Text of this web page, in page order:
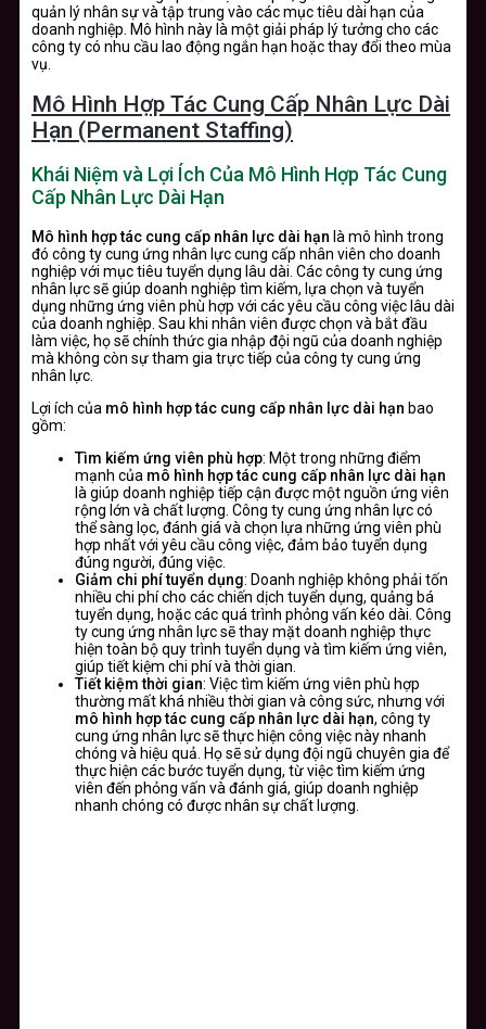
quản lý nhân sự và tập trung vào các mục tiêu dài hạn của
doanh nghiệp. Mô hình này là một giải pháp lý tưởng cho các
công ty có nhu cầu lao động ngắn hạn hoặc thay đổi theo mùa
vụ.
Mô Hình Hợp Tác Cung Cấp Nhân Lực Dài
Hạn (Permanent Staffing)
Khái Niệm và Lợi Ích Của Mô Hình Hợp Tác Cung
Cấp Nhân Lực Dài Hạn
Mô hình hợp tác cung cấp nhân lực dài hạn là mô hình trong
đó công ty cung ứng nhân lực cung cấp nhân viên cho doanh
nghiệp với mục tiêu tuyển dụng lâu dài. Các công ty cung ứng
nhân lực sẽ giúp doanh nghiệp tìm kiếm, lựa chọn và tuyển
dụng những ứng viên phù hợp với các yêu cầu công việc lâu dài
của doanh nghiệp. Sau khi nhân viên được chọn và bắt đầu
làm việc, họ sẽ chính thức gia nhập đội ngũ của doanh nghiệp
mà không còn sự tham gia trực tiếp của công ty cung ứng
nhân lực.
Lợi ích của mô hình hợp tác cung cấp nhân lực dài hạn bao
gồm:
Tìm kiếm ứng viên phù hợp: Một trong những điểm
mạnh của mô hình hợp tác cung cấp nhân lực dài hạn
là giúp doanh nghiệp tiếp cận được một nguồn ứng viên
rộng lớn và chất lượng. Công ty cung ứng nhân lực có
thể sàng lọc, đánh giá và chọn lựa những ứng viên phù
hợp nhất với yêu cầu công việc, đảm bảo tuyển dụng
đúng người, đúng việc.
Giảm chi phí tuyển dụng: Doanh nghiệp không phải tốn
nhiều chi phí cho các chiến dịch tuyển dụng, quảng bá
tuyển dụng, hoặc các quá trình phỏng vấn kéo dài. Công
ty cung ứng nhân lực sẽ thay mặt doanh nghiệp thực
hiện toàn bộ quy trình tuyển dụng và tìm kiếm ứng viên,
giúp tiết kiệm chi phí và thời gian.
Tiết kiệm thời gian: Việc tìm kiếm ứng viên phù hợp
thường mất khá nhiều thời gian và công sức, nhưng với
mô hình hợp tác cung cấp nhân lực dài hạn, công ty
cung ứng nhân lực sẽ thực hiện công việc này nhanh
chóng và hiệu quả. Họ sẽ sử dụng đội ngũ chuyên gia để
thực hiện các bước tuyển dụng, từ việc tìm kiếm ứng
viên đến phỏng vấn và đánh giá, giúp doanh nghiệp
nhanh chóng có được nhân sự chất lượng.